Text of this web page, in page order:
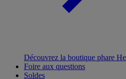
Découvrez la boutique phare
Foire aux questions
Soldes